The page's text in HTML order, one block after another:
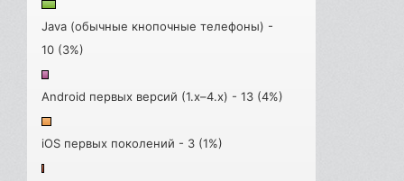
Java (обычные кнопочные телефоны) -
10 (3%)
Android первых версий (1.x–4.x) - 13 (4%)
iOS первых поколений - 3 (1%)